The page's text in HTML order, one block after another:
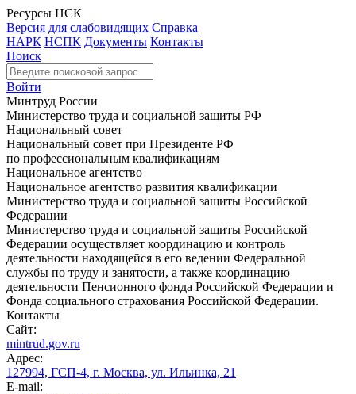
Ресурсы НСК
Версия для слабовидящих Справка
НАРК НСПК Документы Контакты
Поиск
Войти
Минтруд России
Министерство труда и социальной защиты РФ
Национальный совет
Национальный совет при Президенте РФ
по профессиональным квалификациям
Национальное агентство
Национальное агентство развития квалификации
Министерство труда и социальной защиты Российской
Федерации
Министерство труда и социальной защиты Российской
Федерации осуществляет координацию и контроль
деятельности находящейся в его ведении Федеральной
службы по труду и занятости, а также координацию
деятельности Пенсионного фонда Российской Федерации и
Фонда социального страхования Российской Федерации.
Контакты
Сайт:
mintrud.gov.ru
Адрес:
127994, ГСП-4, г. Москва, ул. Ильинка, 21
E-mail: